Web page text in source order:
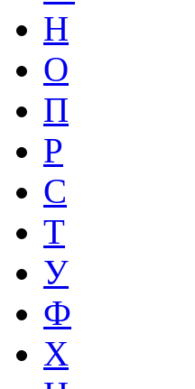
Н
О
П
Р
С
Т
У
Ф
Х